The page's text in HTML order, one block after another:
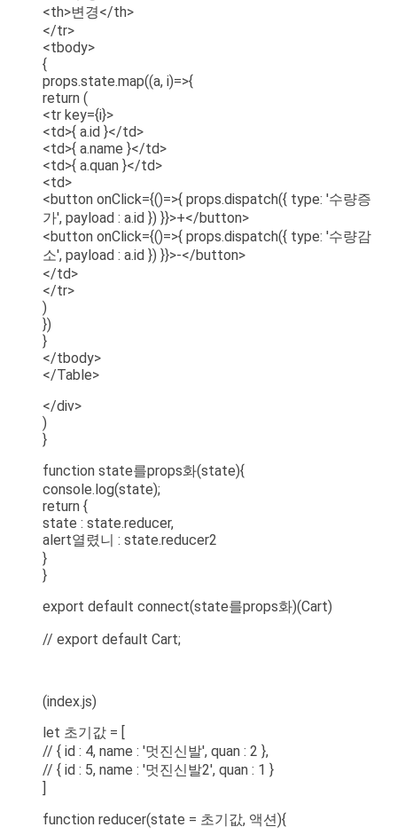
<th>변경</th>
</tr>
<tbody>
{
props.state.map((a, i)=>{
return (
<tr key={i}>
<td>{ a.id }</td>
<td>{ a.name }</td>
<td>{ a.quan }</td>
<td>
<button onClick={()=>{ props.dispatch({ type: '수량증
가', payload : a.id }) }}>+</button>
<button onClick={()=>{ props.dispatch({ type: '수량감
소', payload : a.id }) }}>-</button>
</td>
</tr>
)
})
}
</tbody>
</Table>
</div>
)
}
function state를props화(state){
console.log(state);
return {
state : state.reducer,
alert열렸니 : state.reducer2
}
}
export default connect(state를props화)(Cart)
// export default Cart;
(index.js)
let 초기값 = [
// { id : 4, name : '멋진신발', quan : 2 },
// { id : 5, name : '멋진신발2', quan : 1 }
]
function reducer(state = 초기값, 액션){